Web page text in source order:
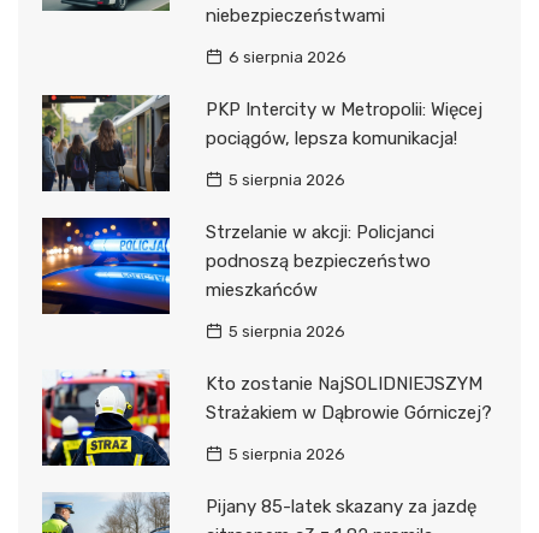
niebezpieczeństwami
6 sierpnia 2026
PKP Intercity w Metropolii: Więcej
pociągów, lepsza komunikacja!
5 sierpnia 2026
Strzelanie w akcji: Policjanci
podnoszą bezpieczeństwo
mieszkańców
5 sierpnia 2026
Kto zostanie NajSOLIDNIEJSZYM
Strażakiem w Dąbrowie Górniczej?
5 sierpnia 2026
Pijany 85-latek skazany za jazdę